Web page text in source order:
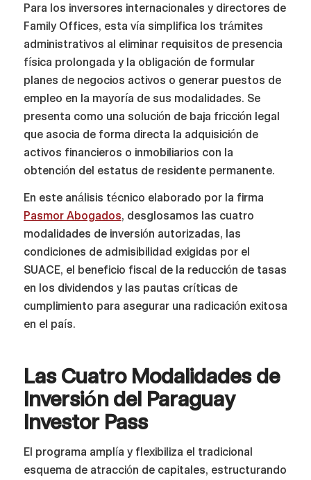
Para los inversores internacionales y directores de
Family Offices, esta vía simplifica los trámites
administrativos al eliminar requisitos de presencia
física prolongada y la obligación de formular
planes de negocios activos o generar puestos de
empleo en la mayoría de sus modalidades. Se
presenta como una solución de baja fricción legal
que asocia de forma directa la adquisición de
activos financieros o inmobiliarios con la
obtención del estatus de residente permanente.
En este análisis técnico elaborado por la firma
Pasmor Abogados, desglosamos las cuatro
modalidades de inversión autorizadas, las
condiciones de admisibilidad exigidas por el
SUACE, el beneficio fiscal de la reducción de tasas
en los dividendos y las pautas críticas de
cumplimiento para asegurar una radicación exitosa
en el país.
Las Cuatro Modalidades de
Inversión del Paraguay
Investor Pass
El programa amplía y flexibiliza el tradicional
esquema de atracción de capitales, estructurando